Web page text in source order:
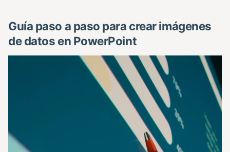
Guía paso a paso para crear imágenes
de datos en PowerPoint